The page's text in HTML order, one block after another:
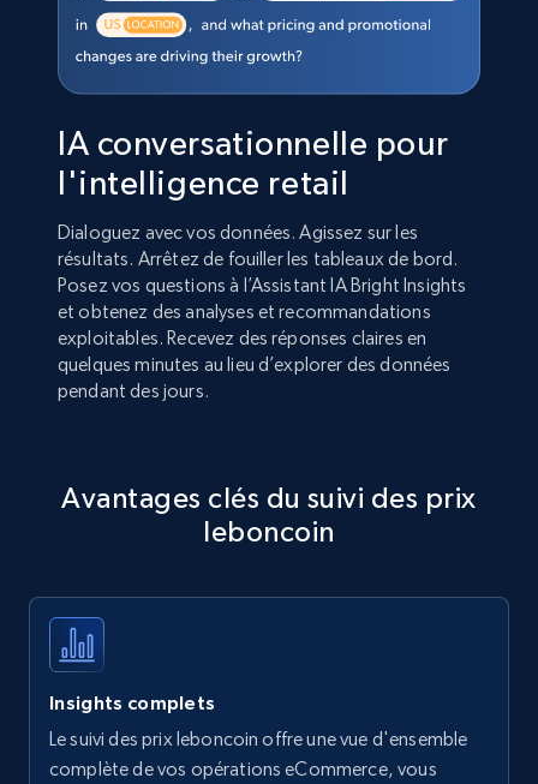
IA conversationnelle pour
l'intelligence retail
Dialoguez avec vos données. Agissez sur les
résultats. Arrêtez de fouiller les tableaux de bord.
Posez vos questions à l’Assistant IA Bright Insights
et obtenez des analyses et recommandations
exploitables. Recevez des réponses claires en
quelques minutes au lieu d’explorer des données
pendant des jours.
Avantages clés du suivi des prix
leboncoin
Insights complets
Le suivi des prix leboncoin offre une vue d'ensemble
complète de vos opérations eCommerce, vous